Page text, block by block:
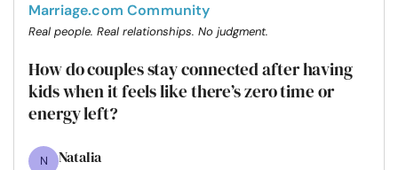
Marriage.com Community
Real people. Real relationships. No judgment.
How do couples stay connected after having
kids when it feels like there’s zero time or
energy left?
N Natalia